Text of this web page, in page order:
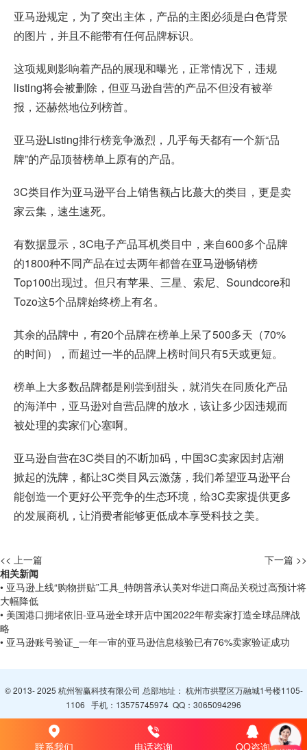
亚马逊规定，为了突出主体，产品的主图必须是白色背景
的图片，并且不能带有任何品牌标识。
这项规则影响着产品的展现和曝光，正常情况下，违规
listing将会被删除，但亚马逊自营的产品不但没有被举
报，还赫然地位列榜首。
亚马逊Listing排行榜竞争激烈，几乎每天都有一个新“品
牌”的产品顶替榜单上原有的产品。
3C类目作为亚马逊平台上销售额占比蕞大的类目，更是卖
家云集，速生速死。
有数据显示，3C电子产品耳机类目中，来自600多个品牌
的1800种不同产品在过去两年都曾在亚马逊畅销榜
Top100出现过。但只有苹果、三星、索尼、Soundcore和
Tozo这5个品牌始终榜上有名。
其余的品牌中，有20个品牌在榜单上呆了500多天（70%
的时间），而超过一半的品牌上榜时间只有5天或更短。
榜单上大多数品牌都是刚尝到甜头，就消失在同质化产品
的海洋中，亚马逊对自营品牌的放水，该让多少因违规而
被处理的卖家们心塞啊。
亚马逊自营在3C类目的不断加码，中国3C卖家因封店潮
掀起的洗牌，都让3C类目风云激荡，我们希望亚马逊平台
能创造一个更好公平竞争的生态环境，给3C卖家提供更多
的发展商机，让消费者能够更低成本享受科技之美。
<< 上一篇
下一篇 >>
相关新闻
• 亚马逊上线“购物拼贴”工具_特朗普承认美对华进口商品关税过高预计将
大幅降低
• 美国港口拥堵依旧-亚马逊全球开店中国2022年帮卖家打造全球品牌战
略
• 亚马逊账号验证_一年一审的亚马逊信息核验已有76%卖家验证成功
© 2013- 2025 杭州智赢科技有限公司 总部地址： 杭州市拱墅区万融城1号楼1105-
1106 手机： 13575745974 QQ： 3065094296
联系我们 电话咨询 QQ咨询